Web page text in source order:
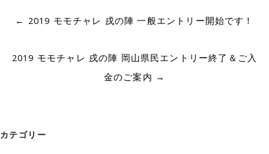
Post
← 2019 モモチャレ 戌の陣 一般エントリー開始です！
2019 モモチャレ 戌の陣 岡山県民エントリー終了＆ご入
金のご案内 →
カテゴリー